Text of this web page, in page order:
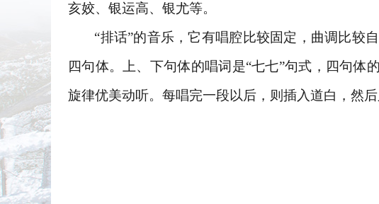
亥姣、银运高、银尤等。
“排话”的音乐，它有唱腔比较固定，曲调比较
四句体。上、下句体的唱词是“七七”句式，四句体
旋律优美动听。每唱完一段以后，则插入道白，然